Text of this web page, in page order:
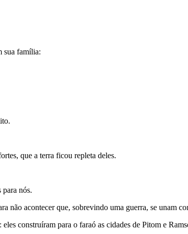
sua família:
que a terra ficou repleta deles.
para nós.
não acontecer que, sobrevindo uma guerra, se unam
cons­truíram para o faraó as cidades de Pitom e